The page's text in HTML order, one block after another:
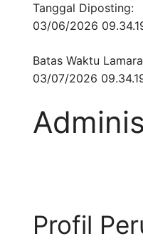
Tanggal Diposting:
03/06/2026
Batas Waktu
03/07/2026
Profil